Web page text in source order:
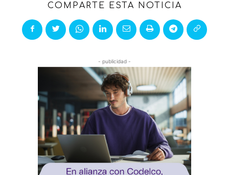
COMPARTE ESTA NOTICIA
- publicidad -